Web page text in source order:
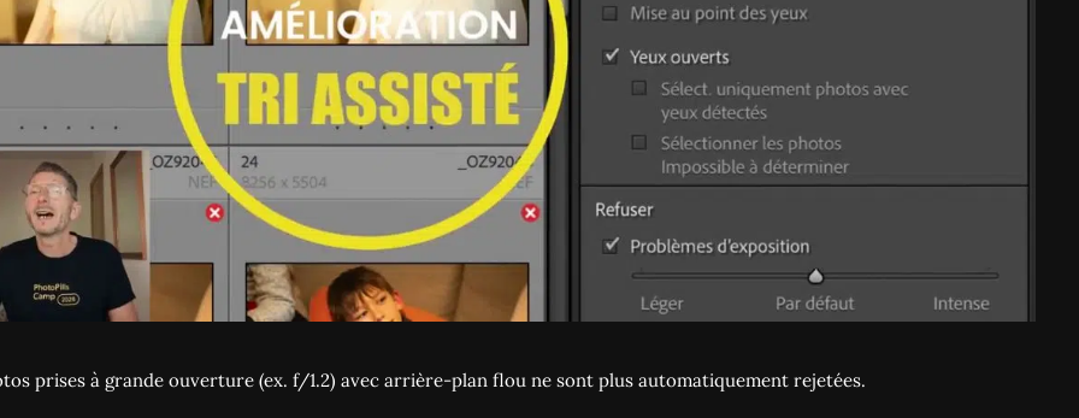
prises à grande ouverture (ex. f/1.2) avec arrière-plan flou ne sont plus automatiquement rejetées.